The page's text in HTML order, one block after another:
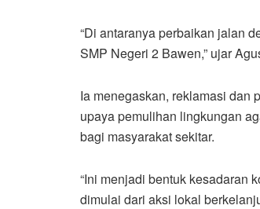
“Di antaranya perbaikan jalan
SMP Negeri 2 Bawen,” ujar
Ia menegaskan, reklamasi dan
upaya pemulihan lingkungan
bagi masyarakat sekitar.
“Ini menjadi bentuk kesadaran
dimulai dari aksi lokal